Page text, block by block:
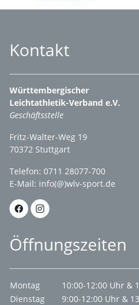
Kontakt
Württembergischer
Leichtathletik-Verband e.V.
Geschäftsstelle
Fritz-Walter-Weg 19
70372 Stuttgart
Telefon: 0711 28077-700
E-Mail: info(@)wlv-sport.de
Öffnungszeiten
Montag
10:00-12:00 Uhr &
Dienstag
9:00-12:00 Uhr &